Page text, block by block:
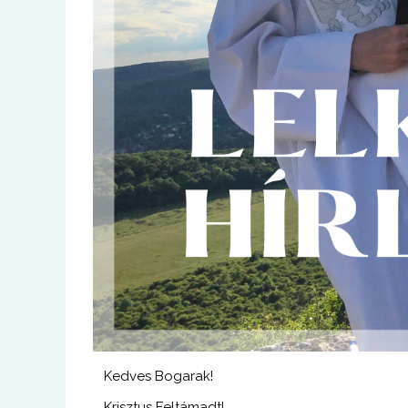
Kedves Bogarak!